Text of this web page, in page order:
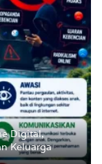
Digital,
Keluarga